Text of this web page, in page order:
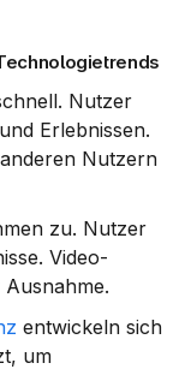
Nutzer
Erlebnissen.
Nutzern
zu. Nutzer
Video-
entwickeln sich
um